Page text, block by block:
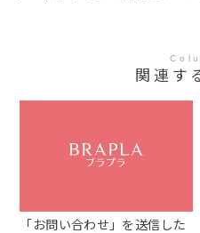
関連す
「お問い合わせ」を送信した